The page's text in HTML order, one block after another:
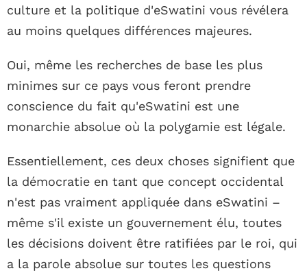
culture et la politique d'eSwatini vous révélera
au moins quelques différences majeures.
Oui, même les recherches de base les plus
minimes sur ce pays vous feront prendre
conscience du fait qu'eSwatini est une
monarchie absolue où la polygamie est légale.
Essentiellement, ces deux choses signifient que
la démocratie en tant que concept occidental
n'est pas vraiment appliquée dans eSwatini –
même s'il existe un gouvernement élu, toutes
les décisions doivent être ratifiées par le roi, qui
a la parole absolue sur toutes les questions